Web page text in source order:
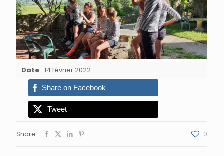
Date 14 février 2022
Share on Facebook
Tweet
Share 0